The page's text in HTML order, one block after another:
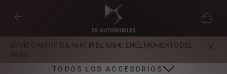
ENVÍO GRATUITO A PARTIR DE 109 €. EN EL MOMENTO DEL
PAGO.
TODOS LOS ACCESORIOS